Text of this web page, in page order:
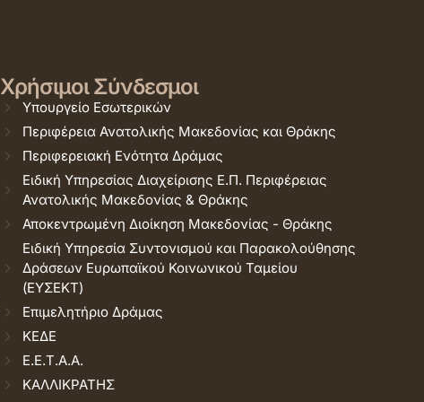
Χρήσιμοι Σύνδεσμοι
Υπουργείο Εσωτερικών
Περιφέρεια Ανατολικής Μακεδονίας και Θράκης
Περιφερειακή Ενότητα Δράμας
Ειδική Υπηρεσίας Διαχείρισης Ε.Π. Περιφέρειας
Ανατολικής Μακεδονίας & Θράκης
Αποκεντρωμένη Διοίκηση Μακεδονίας - Θράκης
Ειδική Υπηρεσία Συντονισμού και Παρακολούθησης
Δράσεων Ευρωπαϊκού Κοινωνικού Ταμείου
(ΕΥΣΕΚΤ)
Επιμελητήριο Δράμας
ΚΕΔΕ
Ε.Ε.Τ.Α.Α.
ΚΑΛΛΙΚΡΑΤΗΣ